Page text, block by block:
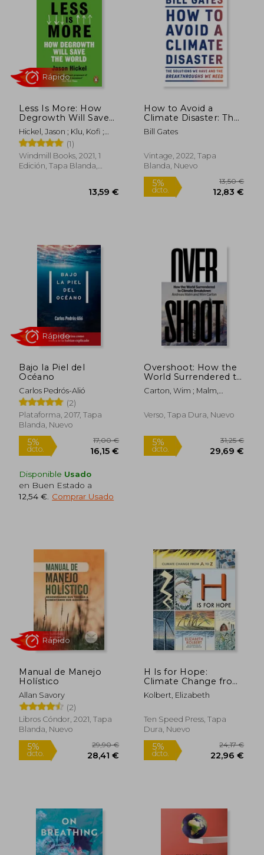
5%
dcto. 25,07 € dcto.
Less Is More: How
Degrowth Will Save
the World (en Inglés)
Hickel, Jason ; Klu, Kofi ;
Read, Rupert(1)
Windmill Books, 2021, 1
Edición, Tapa Blanda,
13,59 €
Rápido
How to Avoid a
Climate Disaster: The
Solutions we Have
and the
Need (en Inglés)
Bill Gates
Vintage, 2022, Tapa
Blanda, Nuevo
5%
dcto.
Bajo la Piel del
Océano
Carlos Pedrós-Alió
(2)
Plataforma, 2017, Tapa
Blanda, Nuevo
5%
dcto.
17,00 €
Rápido
Disponible Usado
en Buen Estado a
12,54 € Comprar Usado
Overshoot: How the
World Surrendered to
Climate Breakdown
(en Inglés)
Carton, Wim ; Malm,
Verso, Tapa Dura, Nuevo
5%
dcto.
Manual de Manejo
Holístico
Allan Savory
(2)
Libros Cóndor, 2021, Tapa
Blanda, Nuevo
H Is for Hope:
Climate Change from
A to Z (en Inglés)
Kolbert, Elizabeth
Ten Speed Press, Tapa
Dura, Nuevo